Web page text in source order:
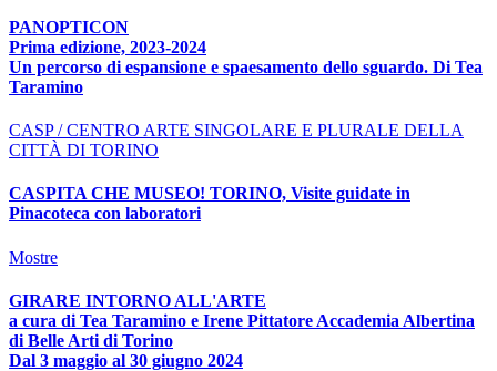
PANOPTICON
Prima edizione, 2023-2024
Un percorso di espansione e spaesamento dello sguardo. Di Tea
Taramino
CASP / CENTRO ARTE SINGOLARE E PLURALE DELLA
CITTÀ DI TORINO
CASPITA CHE MUSEO! TORINO, Visite guidate in
Pinacoteca con laboratori
Mostre
GIRARE INTORNO ALL'ARTE
a cura di Tea Taramino e Irene Pittatore Accademia Albertina
di Belle Arti di Torino
Dal 3 maggio al 30 giugno 2024